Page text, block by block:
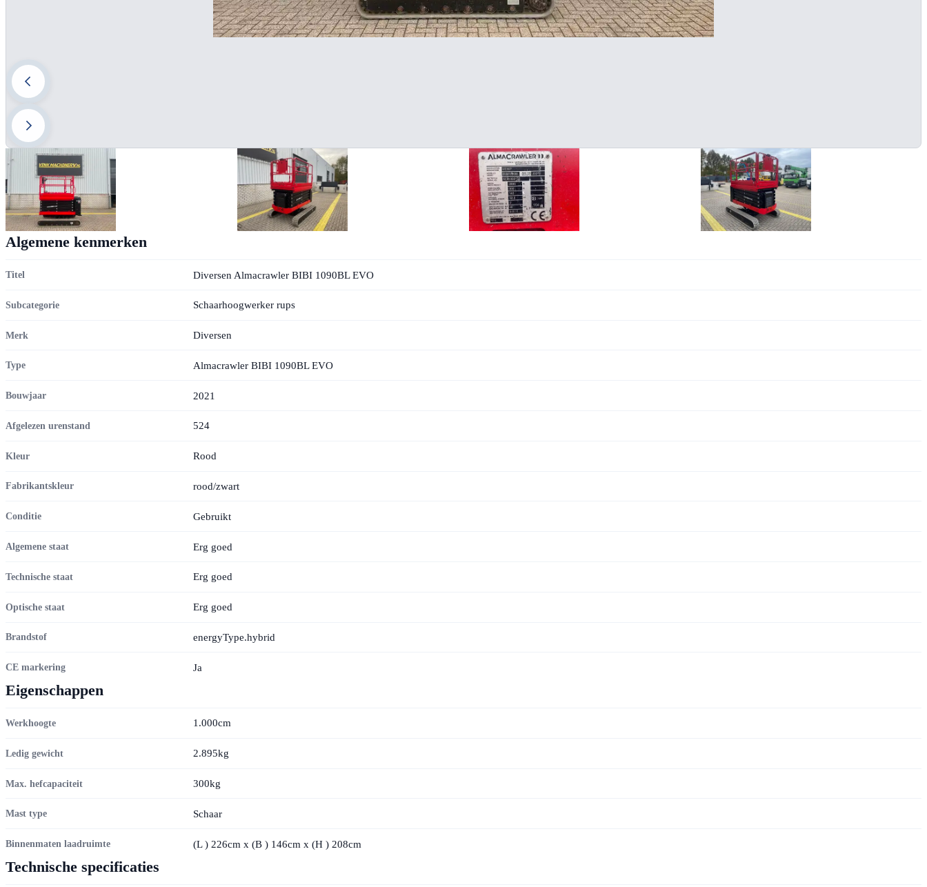
Algemene kenmerken
Titel Diversen Almacrawler BIBI 1090BL EVO
Subcategorie Schaarhoogwerker rups
Merk Diversen
Type Almacrawler BIBI 1090BL EVO
Bouwjaar 2021
Afgelezen urenstand 524
Kleur Rood
Fabrikantskleur rood/zwart
Conditie Gebruikt
Algemene staat Erg goed
Technische staat Erg goed
Optische staat Erg goed
Brandstof energyType.hybrid
CE markering Ja
Eigenschappen
Werkhoogte 1.000cm
Ledig gewicht 2.895kg
Max. hefcapaciteit 300kg
Mast type Schaar
Binnenmaten laadruimte (L) 226cm x (B ) 146cm x (H ) 208cm
Technische specificaties